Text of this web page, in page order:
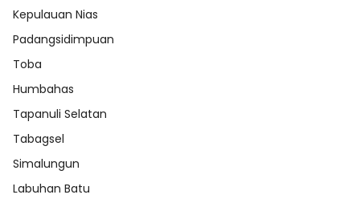
Kepulauan Nias
Padangsidimpuan
Toba
Humbahas
Tapanuli Selatan
Tabagsel
Simalungun
Labuhan Batu